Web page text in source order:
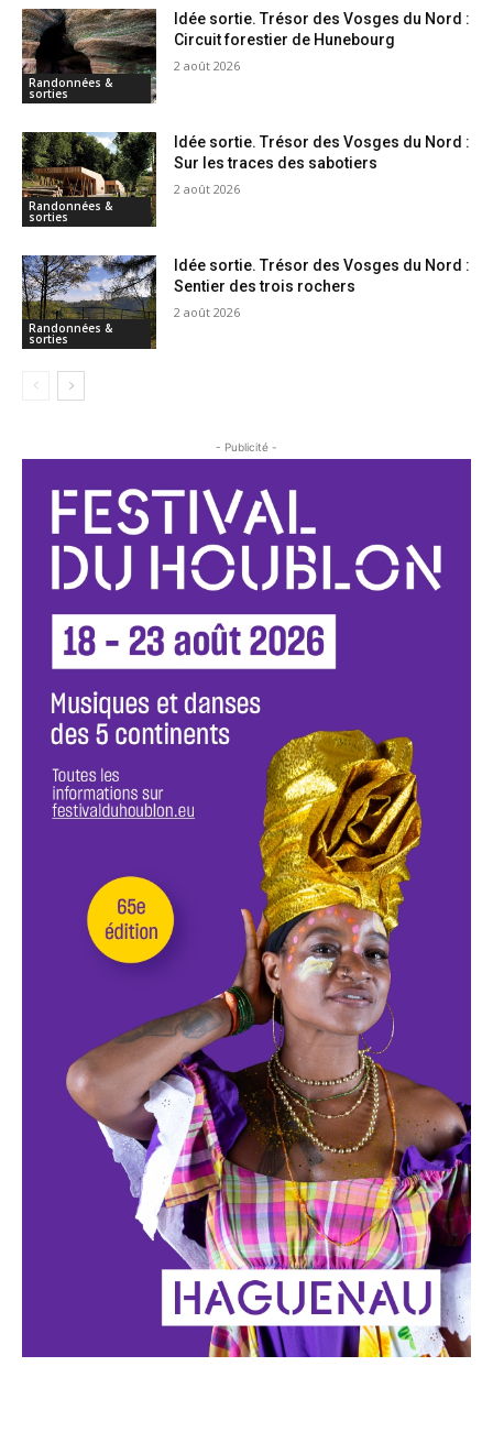
Randonnées &
sorties
Idée sortie. Trésor des Vosges du Nord :
Circuit forestier de Hunebourg
2 août 2026
Randonnées &
sorties
Idée sortie. Trésor des Vosges du Nord :
Sur les traces des sabotiers
2 août 2026
Randonnées &
sorties
Idée sortie. Trésor des Vosges du Nord :
Sentier des trois rochers
2 août 2026
- Publicité -